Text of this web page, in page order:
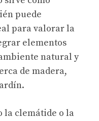
puede
para valorar la
elementos
natural y
de madera,
la clemátide o la